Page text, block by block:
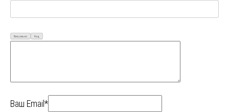
Визуально Код
Ваш Email*